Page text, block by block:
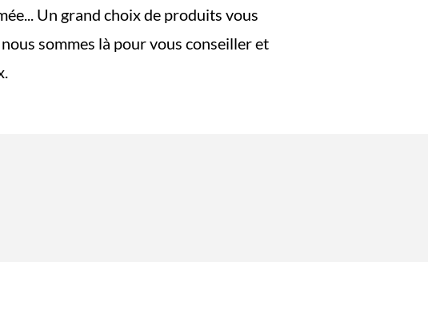
Un grand choix de produits vous
sommes là pour vous conseiller et